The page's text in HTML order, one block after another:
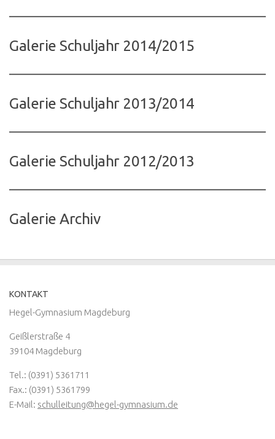
Galerie Schuljahr 2014/2015
Galerie Schuljahr 2013/2014
Galerie Schuljahr 2012/2013
Galerie Archiv
KONTAKT
Hegel-Gymnasium Magdeburg
Geißlerstraße 4
39104 Magdeburg
Tel.: (0391) 5361711
Fax.: (0391) 5361799
E-Mail: schulleitung@hegel-gymnasium.de